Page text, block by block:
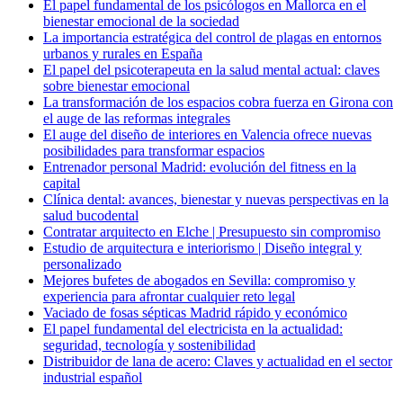
El papel fundamental de los psicólogos en Mallorca en el
bienestar emocional de la sociedad
La importancia estratégica del control de plagas en entornos
urbanos y rurales en España
El papel del psicoterapeuta en la salud mental actual: claves
sobre bienestar emocional
La transformación de los espacios cobra fuerza en Girona con
el auge de las reformas integrales
El auge del diseño de interiores en Valencia ofrece nuevas
posibilidades para transformar espacios
Entrenador personal Madrid: evolución del fitness en la
capital
Clínica dental: avances, bienestar y nuevas perspectivas en la
salud bucodental
Contratar arquitecto en Elche | Presupuesto sin compromiso
Estudio de arquitectura e interiorismo | Diseño integral y
personalizado
Mejores bufetes de abogados en Sevilla: compromiso y
experiencia para afrontar cualquier reto legal
Vaciado de fosas sépticas Madrid rápido y económico
El papel fundamental del electricista en la actualidad:
seguridad, tecnología y sostenibilidad
Distribuidor de lana de acero: Claves y actualidad en el sector
industrial español